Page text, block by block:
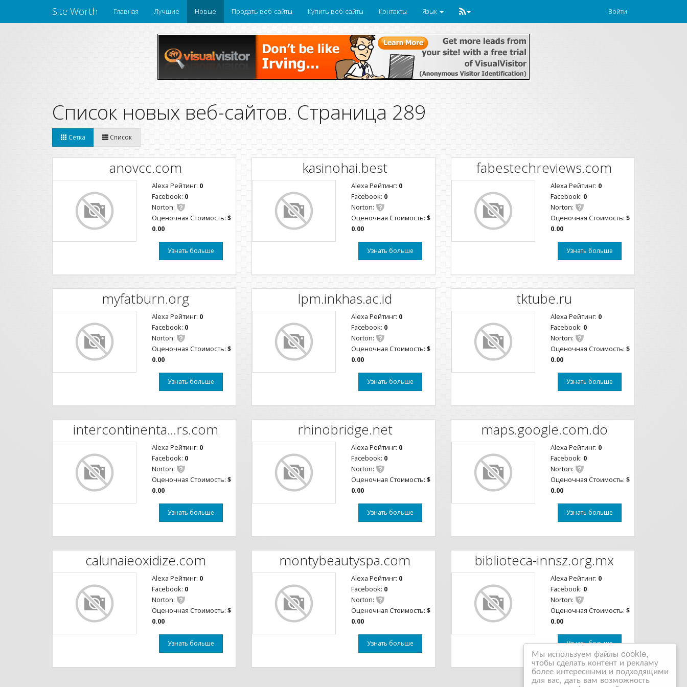
Мы используем файлы cookie,
чтобы сделать контент и рекламу
более интересными и подходящими
для вас, дать вам возможность
Site Worth Главная Лучшие Новые Продать веб-сайты Купить веб-сайты Контакты Язык Войти
Список новых веб-сайтов. Страница 289
Сетка Список
anovcc.com
Alexa Рейтинг: 0
Facebook: 0
Norton:
Оценочная Стоимость: $
0.00
Узнать больше
kasinohai.best
Alexa Рейтинг: 0
Facebook: 0
Norton:
Оценочная Стоимость: $
0.00
Узнать больше
fabestechreviews.com
Alexa Рейтинг: 0
Facebook: 0
Norton:
Оценочная Стоимость: $
0.00
Узнать больше
myfatburn.org
Alexa Рейтинг: 0
Facebook: 0
Norton:
Оценочная Стоимость: $
0.00
Узнать больше
lpm.inkhas.ac.id
Alexa Рейтинг: 0
Facebook: 0
Norton:
Оценочная Стоимость: $
0.00
Узнать больше
tktube.ru
Alexa Рейтинг: 0
Facebook: 0
Norton:
Оценочная Стоимость: $
0.00
Узнать больше
intercontinenta...rs.com
Alexa Рейтинг: 0
Facebook: 0
Norton:
Оценочная Стоимость: $
0.00
Узнать больше
rhinobridge.net
Alexa Рейтинг: 0
Facebook: 0
Norton:
Оценочная Стоимость: $
0.00
Узнать больше
maps.google.com.do
Alexa Рейтинг: 0
Facebook: 0
Norton:
Оценочная Стоимость: $
0.00
Узнать больше
calunaieoxidize.com
Alexa Рейтинг: 0
Facebook: 0
Norton:
Оценочная Стоимость: $
0.00
Узнать больше
montybeautyspa.com
Alexa Рейтинг: 0
Facebook: 0
Norton:
Оценочная Стоимость: $
0.00
Узнать больше
biblioteca-innsz.org.mx
Alexa Рейтинг: 0
Facebook: 0
Norton:
Оценочная Стоимость: $
0.00
Узнать больше